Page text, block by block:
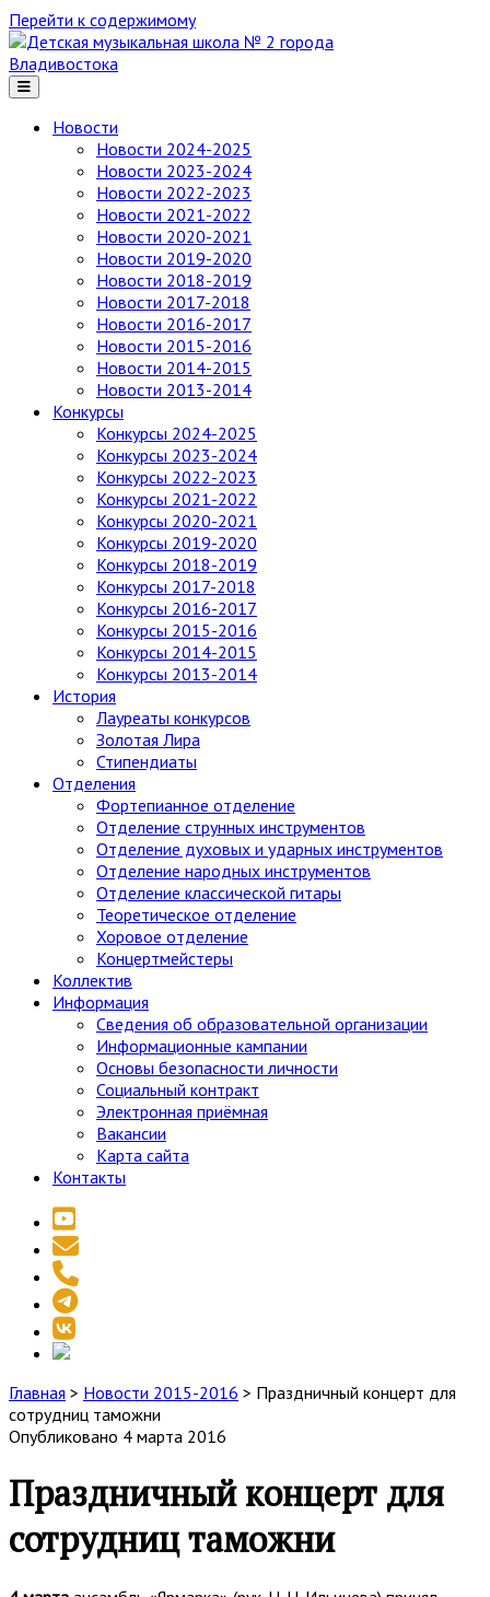
Перейти к содержимому
Детская
музыкальная
школа
города
Владивостока
Новости
Новости 2024-2025
Новости 2023-2024
Новости 2022-2023
Новости 2021-2022
Новости 2020-2021
Новости 2019-2020
Новости 2018-2019
Новости 2017-2018
Новости 2016-2017
Новости 2015-2016
Новости 2014-2015
Новости 2013-2014
Конкурсы
Конкурсы 2024-2025
Конкурсы 2023-2024
Конкурсы 2022-2023
Конкурсы 2021-2022
Конкурсы 2020-2021
Конкурсы 2019-2020
Конкурсы 2018-2019
Конкурсы 2017-2018
Конкурсы 2016-2017
Конкурсы 2015-2016
Конкурсы 2014-2015
Конкурсы 2013-2014
История
Лауреаты конкурсов
Золотая Лира
Стипендиаты
Отделения
Фортепианное отделение
Отделение струнных инструментов
Отделение духовых и ударных инструментов
Отделение народных инструментов
Отделение классической гитары
Теоретическое отделение
Хоровое отделение
Концертмейстеры
Коллектив
Информация
Сведения об образовательной организации
Информационные кампании
Основы безопасности личности
Социальный контракт
Электронная приёмная
Вакансии
Карта сайта
Контакты
youtube
email
telegram
vk
social_icon_custom_1
Главная > Новости 2015-2016 > Праздничный концерт для
сотрудниц таможни
Опубликовано 4 марта 2016
Праздничный концерт для
сотрудниц таможни